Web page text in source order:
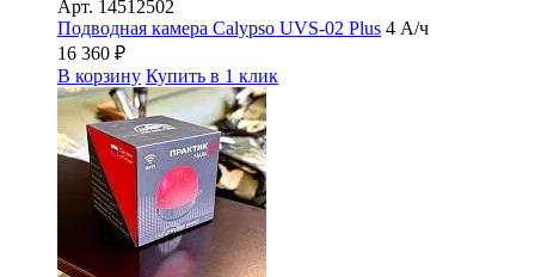
Арт. 14512502
Подводная камера Сalypso UVS-02 Plus 4 А/ч
16 360 ₽
В корзину Купить в 1 клик